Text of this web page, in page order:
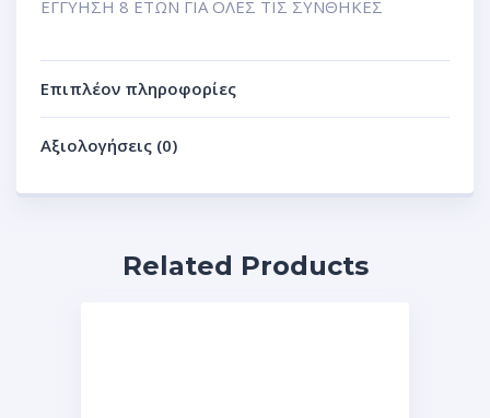
ΕΓΓΥΗΣΗ 8 ΕΤΩΝ ΓΙΑ ΟΛΕΣ ΤΙΣ ΣΥΝΘΗΚΕΣ
Επιπλέον πληροφορίες
Αξιολογήσεις (0)
Related Products